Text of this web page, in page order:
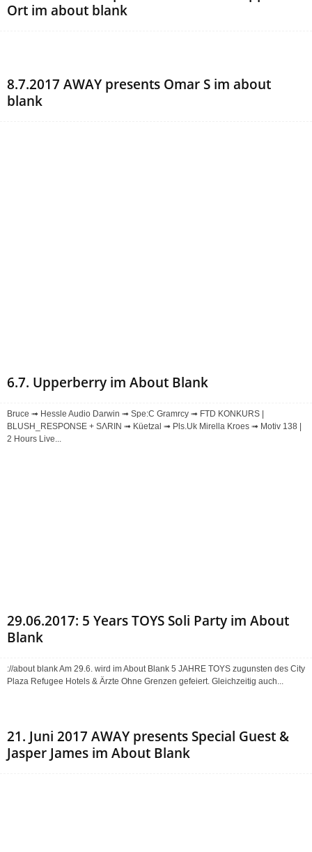
Ort im about blank
8.7.2017 AWAY presents Omar S im about
blank
6.7. Upperberry im About Blank
Bruce ➟ Hessle Audio Darwin ➟ Spe:C Gramrcy ➟ FTD KONKURS |
BLUSH_RESPONSE + SΛRIN ➟ Küetzal ➟ Pls.Uk Mirella Kroes ➟ Motiv 138 |
2 Hours Live...
29.06.2017: 5 Years TOYS Soli Party im About
Blank
://about blank Am 29.6. wird im About Blank 5 JAHRE TOYS zugunsten des City
Plaza Refugee Hotels & Ärzte Ohne Grenzen gefeiert. Gleichzeitig auch...
21. Juni 2017 AWAY presents Special Guest &
Jasper James im About Blank